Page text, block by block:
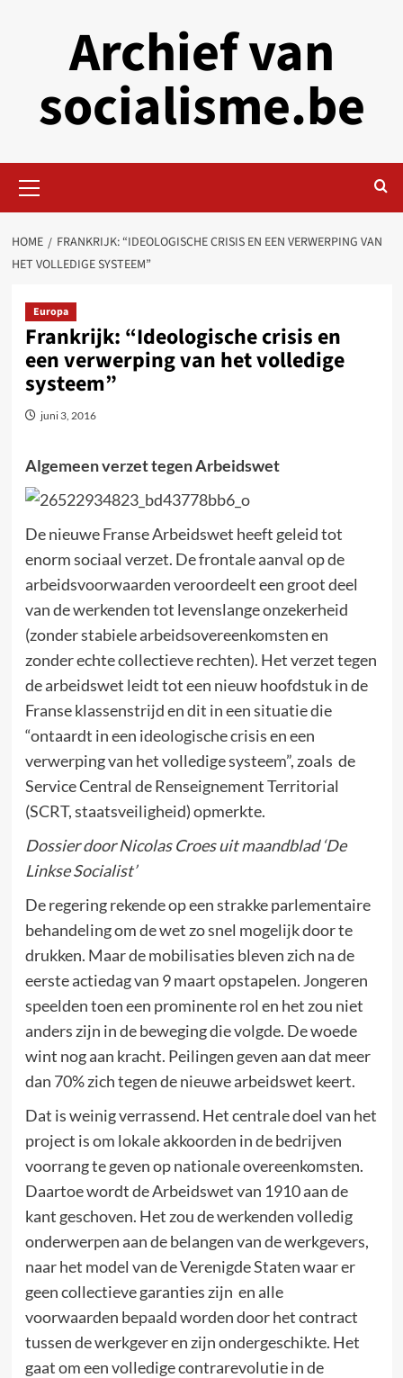
Archief van
socialisme.be
Menu
HOME
FRANKRIJK: “IDEOLOGISCHE CRISIS EN EEN VERWERPING VAN
HET VOLLEDIGE SYSTEEM”
Europa
Frankrijk: “Ideologische crisis en
een verwerping van het volledige
systeem”
juni 3, 2016
Algemeen verzet tegen Arbeidswet
De nieuwe Franse Arbeidswet heeft geleid tot
enorm sociaal verzet. De frontale aanval op de
arbeidsvoorwaarden veroordeelt een groot deel
van de werkenden tot levenslange onzekerheid
(zonder stabiele arbeidsovereenkomsten en
zonder echte collectieve rechten). Het verzet tegen
de arbeidswet leidt tot een nieuw hoofdstuk in de
Franse klassenstrijd en dit in een situatie die
“ontaardt in een ideologische crisis en een
verwerping van het volledige systeem”, zoals de
Service Central de Renseignement Territorial
(SCRT, staatsveiligheid) opmerkte.
Dossier door Nicolas Croes uit maandblad ‘De
Linkse Socialist’
De regering rekende op een strakke parlementaire
behandeling om de wet zo snel mogelijk door te
drukken. Maar de mobilisaties bleven zich na de
eerste actiedag van 9 maart opstapelen. Jongeren
speelden toen een prominente rol en het zou niet
anders zijn in de beweging die volgde. De woede
wint nog aan kracht. Peilingen geven aan dat meer
dan 70% zich tegen de nieuwe arbeidswet keert.
Dat is weinig verrassend. Het centrale doel van het
project is om lokale akkoorden in de bedrijven
voorrang te geven op nationale overeenkomsten.
Daartoe wordt de Arbeidswet van 1910 aan de
kant geschoven. Het zou de werkenden volledig
onderwerpen aan de belangen van de werkgevers,
naar het model van de Verenigde Staten waar er
geen collectieve garanties zijn en alle
voorwaarden bepaald worden door het contract
tussen de werkgever en zijn ondergeschikte. Het
gaat om een volledige contrarevolutie in de